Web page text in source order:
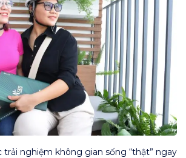
trải nghiệm không gian sống “thật” ngay